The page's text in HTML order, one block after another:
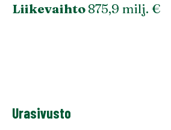
Liikevaihto875,9 milj. €
Urasivusto